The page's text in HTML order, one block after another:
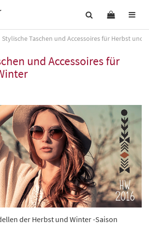
Stylische Taschen und Accessoires für Herbst und
und Accessoires für
der Herbst und Winter -Saison